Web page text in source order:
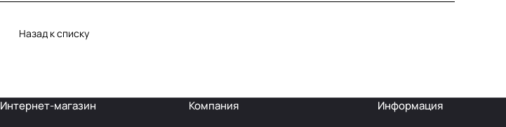
Назад к списку
Интернет-магазин Компания Информация